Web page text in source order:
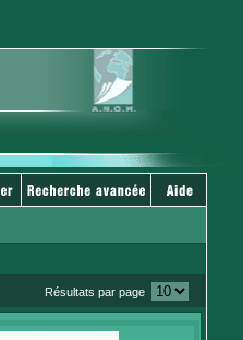
Résultats par page